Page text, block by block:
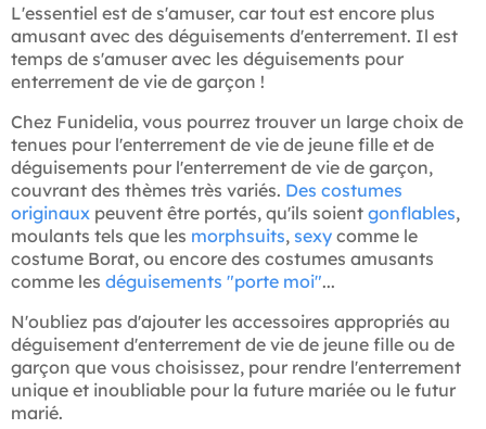
L'essentiel est de s'amuser, car tout est encore plus
amusant avec des déguisements d'enterrement. Il est
temps de s'amuser avec les déguisements pour
enterrement de vie de garçon !
Chez Funidelia, vous pourrez trouver un large choix de
tenues pour l'enterrement de vie de jeune fille et de
déguisements pour l'enterrement de vie de garçon,
couvrant des thèmes très variés. Des costumes
originaux peuvent être portés, qu'ils soient gonflables,
moulants tels que les morphsuits, sexy comme le
costume Borat, ou encore des costumes amusants
comme les déguisements "porte moi"...
N'oubliez pas d'ajouter les accessoires appropriés au
déguisement d'enterrement de vie de jeune fille ou de
garçon que vous choisissez, pour rendre l'enterrement
unique et inoubliable pour la future mariée ou le futur
marié.